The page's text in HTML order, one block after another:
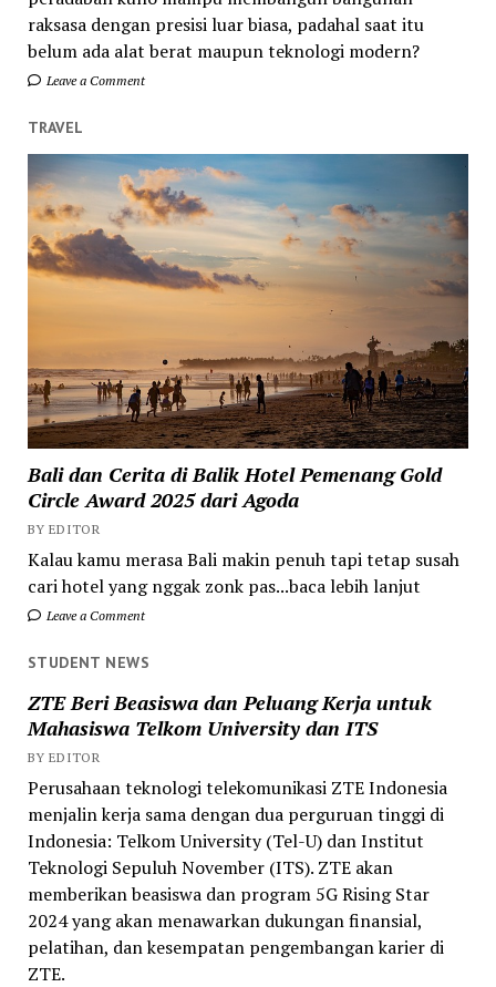
raksasa dengan presisi luar biasa, padahal saat itu
belum ada alat berat maupun teknologi modern?
Leave a Comment
TRAVEL
Bali dan Cerita di Balik Hotel Pemenang Gold
Circle Award 2025 dari Agoda
BY EDITOR
Kalau kamu merasa Bali makin penuh tapi tetap susah
cari hotel yang nggak zonk pas...baca lebih lanjut
Leave a Comment
STUDENT NEWS
ZTE Beri Beasiswa dan Peluang Kerja untuk
Mahasiswa Telkom University dan ITS
BY EDITOR
Perusahaan teknologi telekomunikasi ZTE Indonesia
menjalin kerja sama dengan dua perguruan tinggi di
Indonesia: Telkom University (Tel-U) dan Institut
Teknologi Sepuluh November (ITS). ZTE akan
memberikan beasiswa dan program 5G Rising Star
2024 yang akan menawarkan dukungan finansial,
pelatihan, dan kesempatan pengembangan karier di
ZTE.